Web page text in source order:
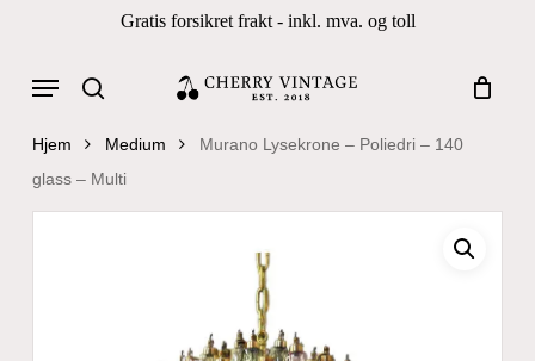
content
Gratis forsikret frakt - inkl. mva. og toll
Products search
Menu
Hjem Medium
Murano Lysekrone – Poliedri – 140
glass – Multi